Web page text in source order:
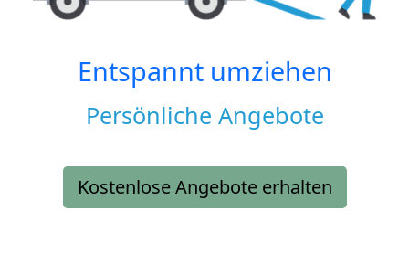
Entspannt umziehen
Persönliche Angebote
Kostenlose Angebote erhalten